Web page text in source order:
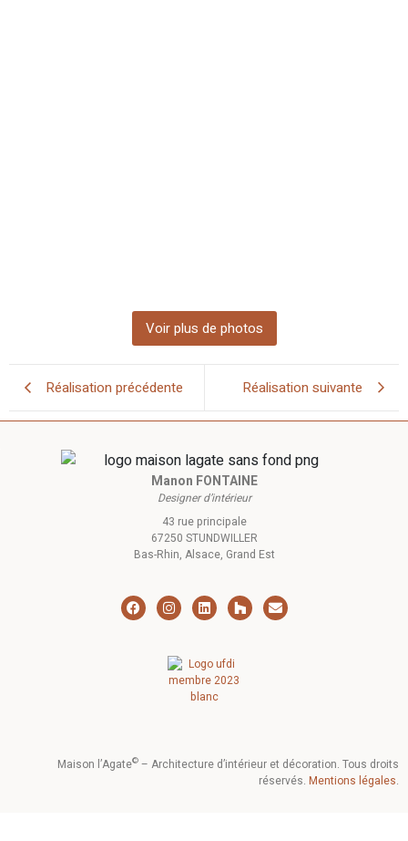
Voir plus de photos
Réalisation précédente Réalisation suivante
Manon FONTAINE
Designer d’intérieur
43 rue principale
67250 STUNDWILLER
Bas-Rhin, Alsace, Grand Est
Maison l’Agate© – Architecture d’intérieur et décoration. Tous droits
réservés. Mentions légales.